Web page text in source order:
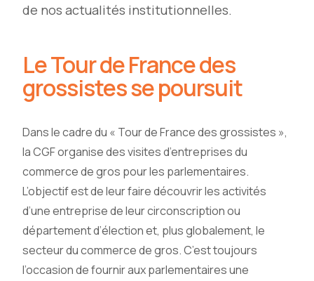
de nos actualités institutionnelles.
Le Tour de France des
grossistes se poursuit
Dans le cadre du « Tour de France des grossistes »,
la CGF organise des visites d’entreprises du
commerce de gros pour les parlementaires.
L’objectif est de leur faire découvrir les activités
d’une entreprise de leur circonscription ou
département d’élection et, plus globalement, le
secteur du commerce de gros. C’est toujours
l’occasion de fournir aux parlementaires une